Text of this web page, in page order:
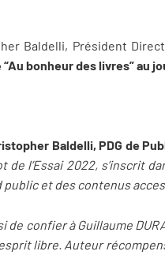
Baldelli, Président
bonheur des livres” au
Baldelli, PDG de
de l’Essai 2022, s’inscrit
public et des contenus
de confier à Guillaume
esprit libre. Auteur